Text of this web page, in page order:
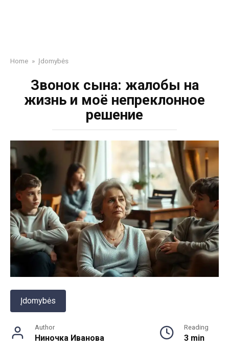
Home » Įdomybės
Звонок сына: жалобы на
жизнь и моё непреклонное
решение
Įdomybės
Author
Ниночка Иванова
Reading
3 min